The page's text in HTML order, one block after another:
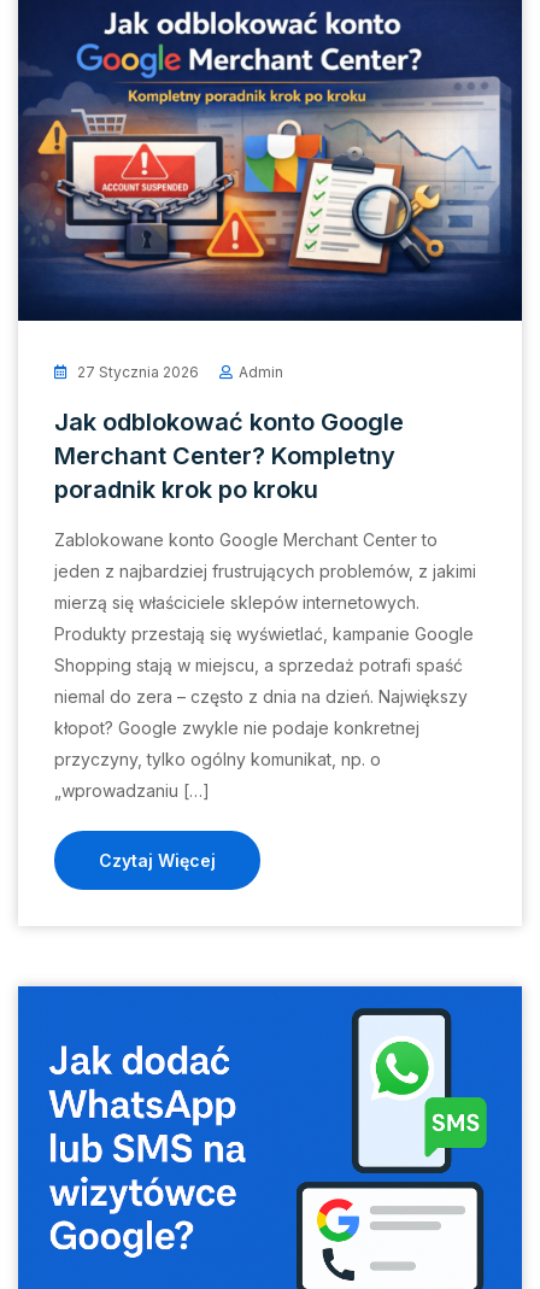
27 Stycznia 2026 Admin
Jak odblokować konto Google
Merchant Center? Kompletny
poradnik krok po kroku
Zablokowane konto Google Merchant Center to
jeden z najbardziej frustrujących problemów, z jakimi
mierzą się właściciele sklepów internetowych.
Produkty przestają się wyświetlać, kampanie Google
Shopping stają w miejscu, a sprzedaż potrafi spaść
niemal do zera – często z dnia na dzień. Największy
kłopot? Google zwykle nie podaje konkretnej
przyczyny, tylko ogólny komunikat, np. o
„wprowadzaniu […]
Czytaj Więcej